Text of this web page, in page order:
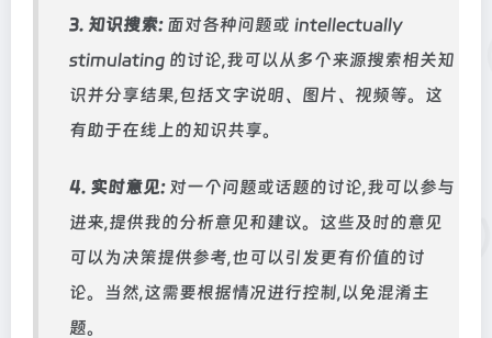
3. 知识搜索: 面对各种问题或 intellectually
stimulating 的讨论,我可以从多个来源搜索相关知
识并分享结果,包括文字说明、图片、视频等。这
有助于在线上的知识共享。
4. 实时意见: 对一个问题或话题的讨论,我可以参与
进来,提供我的分析意见和建议。这些及时的意见
可以为决策提供参考,也可以引发更有价值的讨
论。当然,这需要根据情况进行控制,以免混淆主
题。